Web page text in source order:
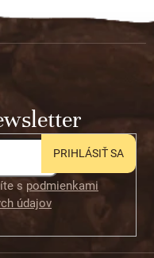
s podmienkami
údajov
PRIHLÁSIŤ SA